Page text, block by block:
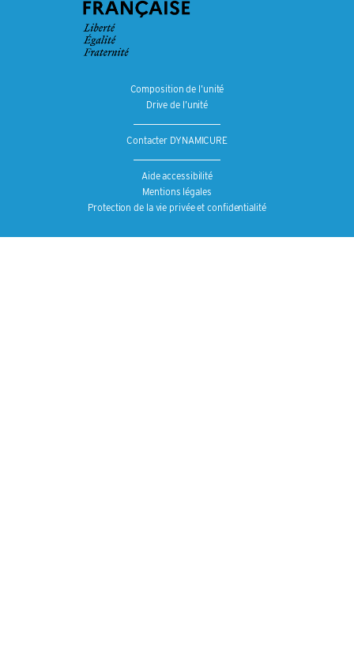
Composition de l’unité
Drive de l’unité
Contacter DYNAMICURE
Aide accessibilité
Mentions légales
Protection de la vie privée et confidentialité